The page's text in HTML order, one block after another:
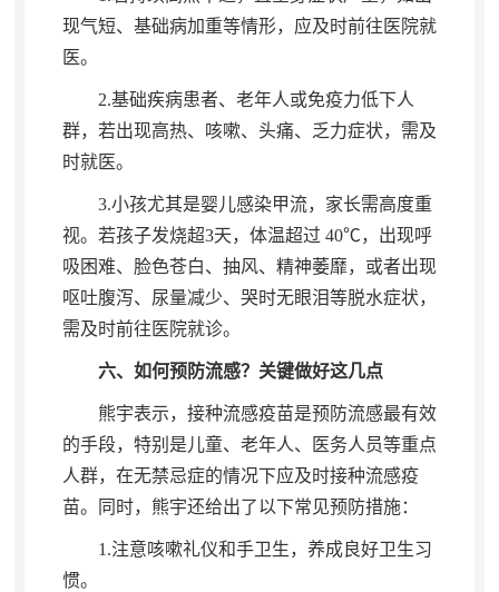
现气短、基础病加重等情形， 应及时前往医院就
医。
2.基础疾病患者、老年人或免疫力低下人
群， 若出现高热、咳嗽、头痛、乏力症状，需及
时就医。
3.小孩尤其是婴儿感染甲流， 家长需高度重
视。若孩子发烧超3天， 体温超过 40℃， 出现呼
吸困难、脸色苍白、抽风、精神萎靡，或者出现
呕吐腹泻、尿量减少、哭时无眼泪等脱水症状，
需及时前往医院就诊。
六、如何预防流感？关键做好这几点
熊宇表示， 接种流感疫苗是预防流感最有效
的手段，特别是儿童、老年人、医务人员等重点
人群， 在无禁忌症的情况下应及时接种流感疫
苗。同时， 熊宇还给出了以下常见预防措施：
1.注意咳嗽礼仪和手卫生， 养成良好卫生习
惯。